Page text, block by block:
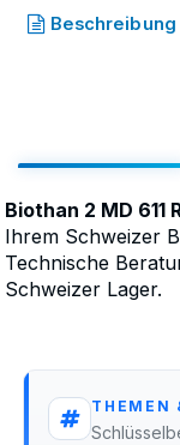
Beschreibung
Biothan 2 MD 611
Ihrem Schweizer
Technische
Schweizer Lager.
THEMEN